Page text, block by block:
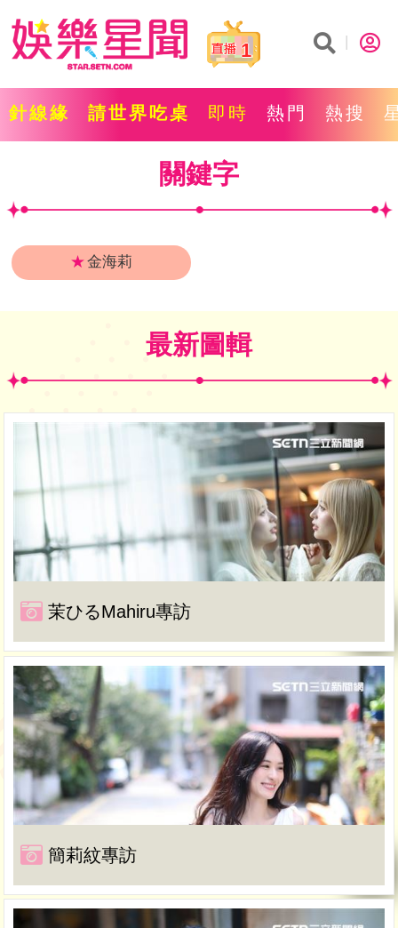
1
針線緣 請世界吃桌 即時 熱門 熱搜
關鍵字
★金海莉
最新圖輯
茉ひるMahiru專訪
簡莉紋專訪